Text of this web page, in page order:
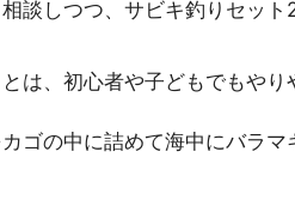
談しつつ、サビキ釣りセッ
は、初心者や子どもでもやり
ゴの中に詰めて海中にバラ